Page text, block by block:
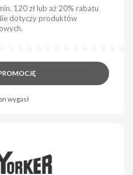
120 zł lub aż 20% rabatu
dotyczy produktów
wygasł